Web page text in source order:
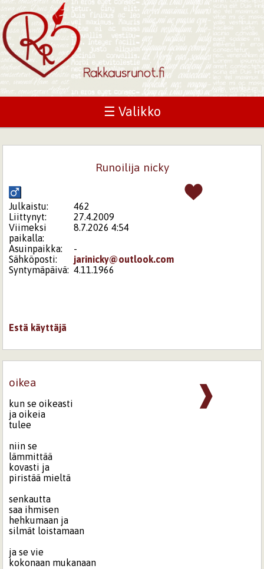
☰ Valikko
Runoilija nicky
Julkaistu:
462
Liittynyt:
27.4.2009
Viimeksi
paikalla:
8.7.2026 4:54
Asuinpaikka:
-
Sähköposti:
jarinicky@outlook.com
Syntymäpäivä: 4.11.1966
Estä käyttäjä
❱
oikea
kun se oikeasti
ja oikeia
tulee
niin se
lämmittää
kovasti ja
piristää mieltä
senkautta
saa ihmisen
hehkumaan ja
silmät loistamaan
ja se vie
kokonaan mukanaan